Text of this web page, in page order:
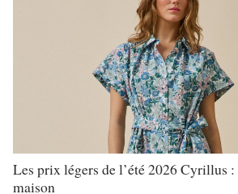
Les prix légers de l’été 2026 Cyrillus
maison